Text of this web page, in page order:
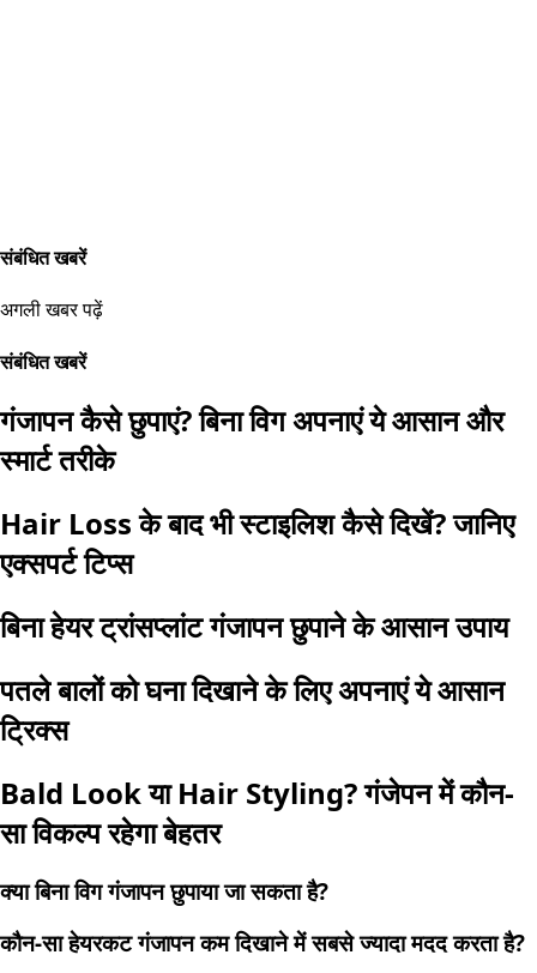
संबंधित खबरें
अगली खबर पढ़ें
संबंधित खबरें
गंजापन कैसे छुपाएं? बिना विग अपनाएं ये आसान और
स्मार्ट तरीके
Hair Loss के बाद भी स्टाइलिश कैसे दिखें? जानिए
एक्सपर्ट टिप्स
बिना हेयर ट्रांसप्लांट गंजापन छुपाने के आसान उपाय
पतले बालों को घना दिखाने के लिए अपनाएं ये आसान
ट्रिक्स
Bald Look या Hair Styling? गंजेपन में कौन-
सा विकल्प रहेगा बेहतर
क्या बिना विग गंजापन छुपाया जा सकता है?
कौन-सा हेयरकट गंजापन कम दिखाने में सबसे ज्यादा मदद करता है?